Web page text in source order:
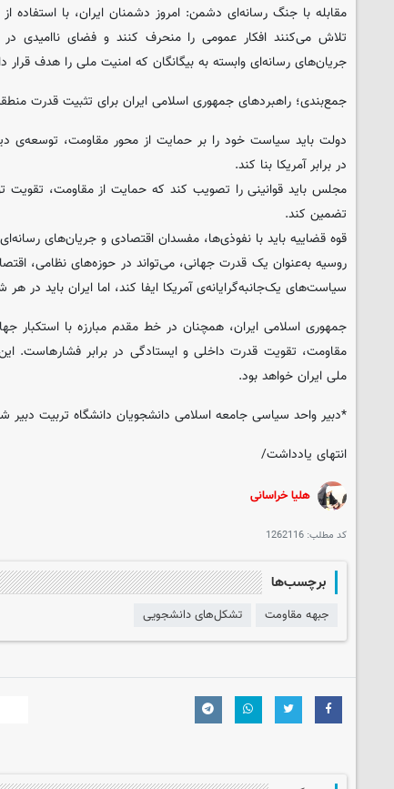
مقابله با جنگ رسانه‌ای دشمن: امروز دشمنان ایران، با استفاده
تلاش می‌کنند افکار عمومی را منحرف کنند و فضای ناامیدی در
جریان‌های رسانه‌ای وابسته به بیگانگان که امنیت ملی را هدف قرار
جمع‌بندی؛ راهبردهای جمهوری اسلامی ایران برای تثبیت قدرت
دولت باید سیاست خود را بر حمایت از محور مقاومت، توسعه‌ی
در برابر آمریکا بنا کند.
مجلس باید قوانینی را تصویب کند که حمایت از مقاومت، تقویت
تضمین کند.
قوه قضاییه باید با نفوذی‌ها، مفسدان اقتصادی و جریان‌های
روسیه به‌عنوان یک قدرت جهانی، می‌تواند در حوزه‌های نظامی،
سیاست‌های یک‌جانبه‌گرایانه‌ی آمریکا ایفا کند، اما ایران باید در
جمهوری اسلامی ایران، همچنان در خط مقدم مبارزه با استکبار
مقاومت، تقویت قدرت داخلی و ایستادگی در برابر فشارهاست.
ملی ایران خواهد بود.
*دبیر واحد سیاسی جامعه اسلامی دانشجویان دانشگاه تربیت دبیر
انتهای یادداشت/
هلیا خراسانی
کد مطلب: 1262116
برچسب‌ها
جبهه مقاومت تشکل‌های دانشجویی